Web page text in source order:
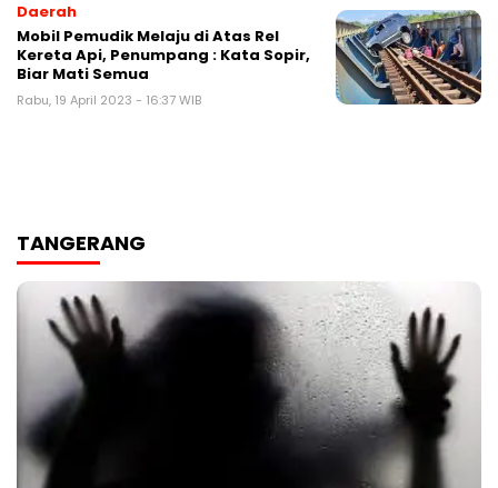
Daerah
Mobil Pemudik Melaju di Atas Rel
Kereta Api, Penumpang : Kata Sopir,
Biar Mati Semua
Rabu, 19 April 2023 - 16:37 WIB
TANGERANG